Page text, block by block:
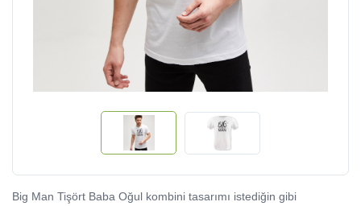
Big Man Tişört Baba Oğul kombini tasarımı istediğin gibi